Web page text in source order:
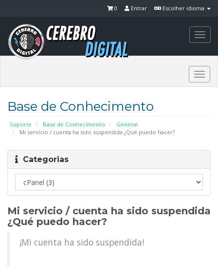
Escolher idioma
Entrar
0
Base de Conhecimento
Suporte Base de Conhecimento
General
Mi servicio / cuenta ha sido suspendida ¿Qué puedo hacer?
Categorias
Mi servicio / cuenta ha sido suspendida
¿Qué puedo hacer?
¡Mi cuenta ha sido suspendida!